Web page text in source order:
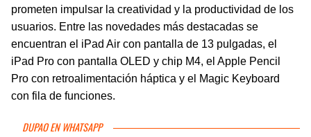
prometen impulsar la creatividad y la productividad de los
usuarios. Entre las novedades más destacadas se
encuentran el iPad Air con pantalla de 13 pulgadas, el
iPad Pro con pantalla OLED y chip M4, el Apple Pencil
Pro con retroalimentación háptica y el Magic Keyboard
con fila de funciones.
DUPAO EN WHATSAPP